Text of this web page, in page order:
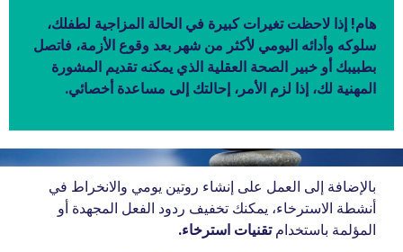
هام! إذا لاحظت تغيرات كبيرة في الحالة المزاجية لطفلك،
سلوكه وأدائه اليومي لأكثر من شهر بعد وقوع الأزمة، فاتصل
بطبيبك أو خبير الصحة العقلية الذي يمكنه تقديم المشورة
المهنية لك، إذا لزم الأمر، إحالتك إلى مساعدة أخصائي.
بالإضافة إلى العمل على إنشاء روتين يومي والانخراط في
أنشطة الاسترخاء، يمكنك تخفيف ردود الفعل المجهدة أو
المؤلمة باستخدامتقنيات استرخاء.